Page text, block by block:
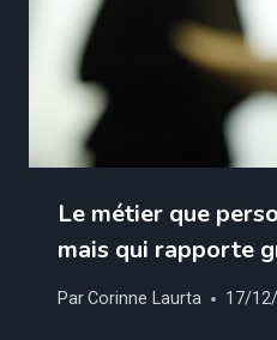
Le métier que
mais qui rapporte
ParCorinne Laurta 17/